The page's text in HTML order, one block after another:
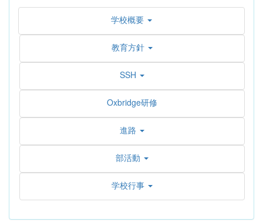
学校概要
教育方針
SSH
Oxbridge研修
進路
部活動
学校行事